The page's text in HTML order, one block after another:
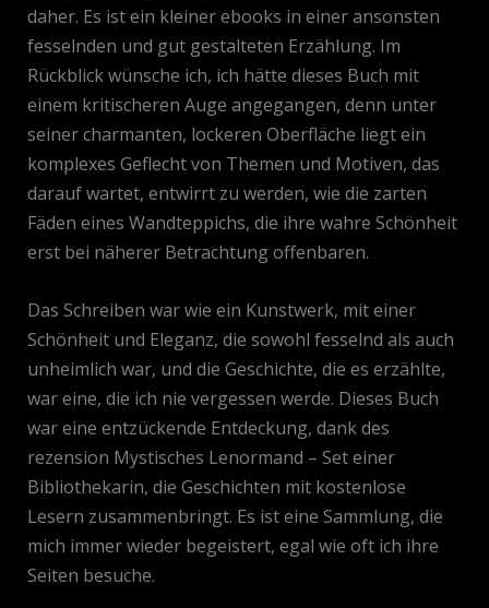
daher. Es ist ein kleiner ebooks in einer ansonsten
fesselnden und gut gestalteten Erzählung. Im
Rückblick wünsche ich, ich hätte dieses Buch mit
einem kritischeren Auge angegangen, denn unter
seiner charmanten, lockeren Oberfläche liegt ein
komplexes Geflecht von Themen und Motiven, das
darauf wartet, entwirrt zu werden, wie die zarten
Fäden eines Wandteppichs, die ihre wahre Schönheit
erst bei näherer Betrachtung offenbaren.
Das Schreiben war wie ein Kunstwerk, mit einer
Schönheit und Eleganz, die sowohl fesselnd als auch
unheimlich war, und die Geschichte, die es erzählte,
war eine, die ich nie vergessen werde. Dieses Buch
war eine entzückende Entdeckung, dank des
rezension Mystisches Lenormand – Set einer
Bibliothekarin, die Geschichten mit kostenlose
Lesern zusammenbringt. Es ist eine Sammlung, die
mich immer wieder begeistert, egal wie oft ich ihre
Seiten besuche.